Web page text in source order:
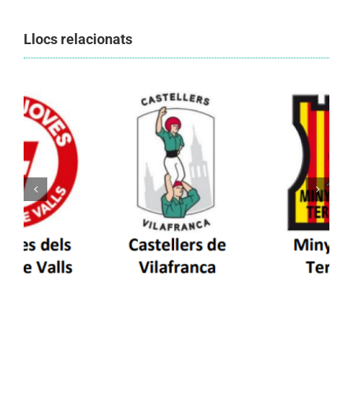
Llocs relacionats
Els Castellers de Vilafranca unieixen tradició i
patrimoni en un viatge de colla a la Vall
d’Aran i a la Vall de Boí